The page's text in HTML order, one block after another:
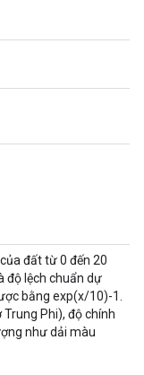
đất từ 0 đến 20
độ lệch chuẩn dự
bằng exp(x/10)-1.
Phi), độ chính
như dải màu